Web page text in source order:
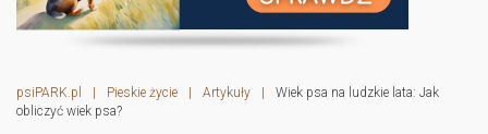
psiPARK.pl | Pieskie życie | Artykuły |
Wiek psa na ludzkie lata: Jak
obliczyć wiek psa?